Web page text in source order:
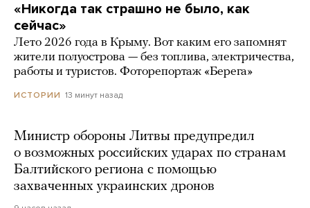
«Никогда так страшно не было, как
сейчас»
Лето 2026 года в Крыму. Вот каким его запомнят
жители полуострова — без топлива, электричества,
работы и туристов. Фоторепортаж «Берега»
ИСТОРИИ 13 минут назад
Министр обороны Литвы предупредил
о возможных российских ударах по странам
Балтийского региона с помощью
захваченных украинских дронов